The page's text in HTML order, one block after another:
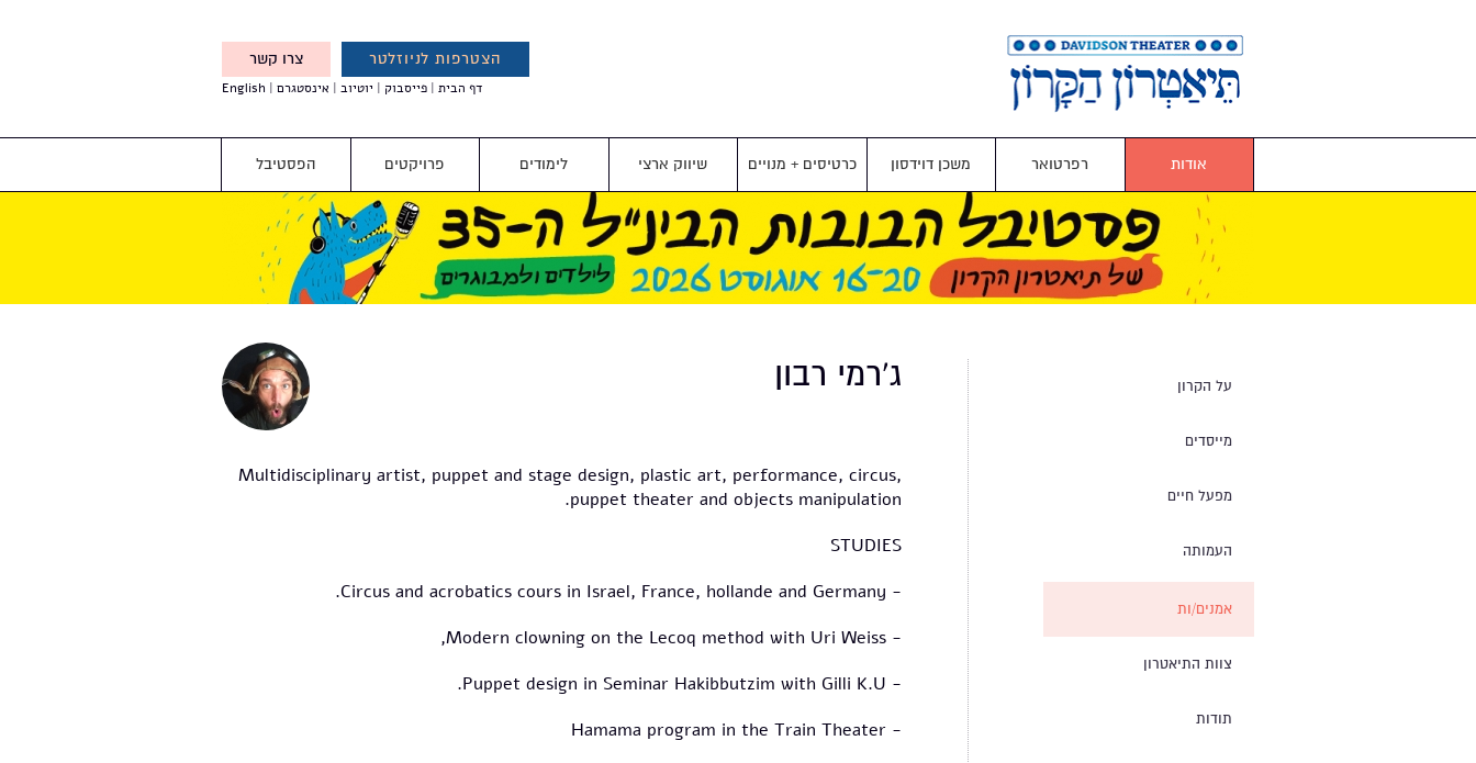
הצטרפות לניוזלטר צרו קשר
והטבות מיוחדות עבורך
דף הבית פייסבוק יוטיוב אינסטגרם English
אודות רפרטואר משכן דוידסון כרטיסים + מנויים שיווק ארצי לימודים פרויקטים הפסטיבל
על הקרון
מייסדים
מפעל חיים
העמותה
אמנים/ות
צוות התיאטרון
תודות
ג'רמי רבון
Multidisciplinary artist, puppet and stage design, plastic art, performance, circus,
puppet theater and objects manipulation.
STUDIES
- Circus and acrobatics cours in Israel, France, hollande and Germany.
- Modern clowning on the Lecoq method with Uri Weiss,
- Puppet design in Seminar Hakibbutzim with Gilli K.U.
- Hamama program in the Train Theater